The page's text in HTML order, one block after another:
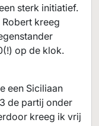
sterk initiatief.
kreeg
op de klok.
een Siciliaan
de partij onder
kreeg ik vrij